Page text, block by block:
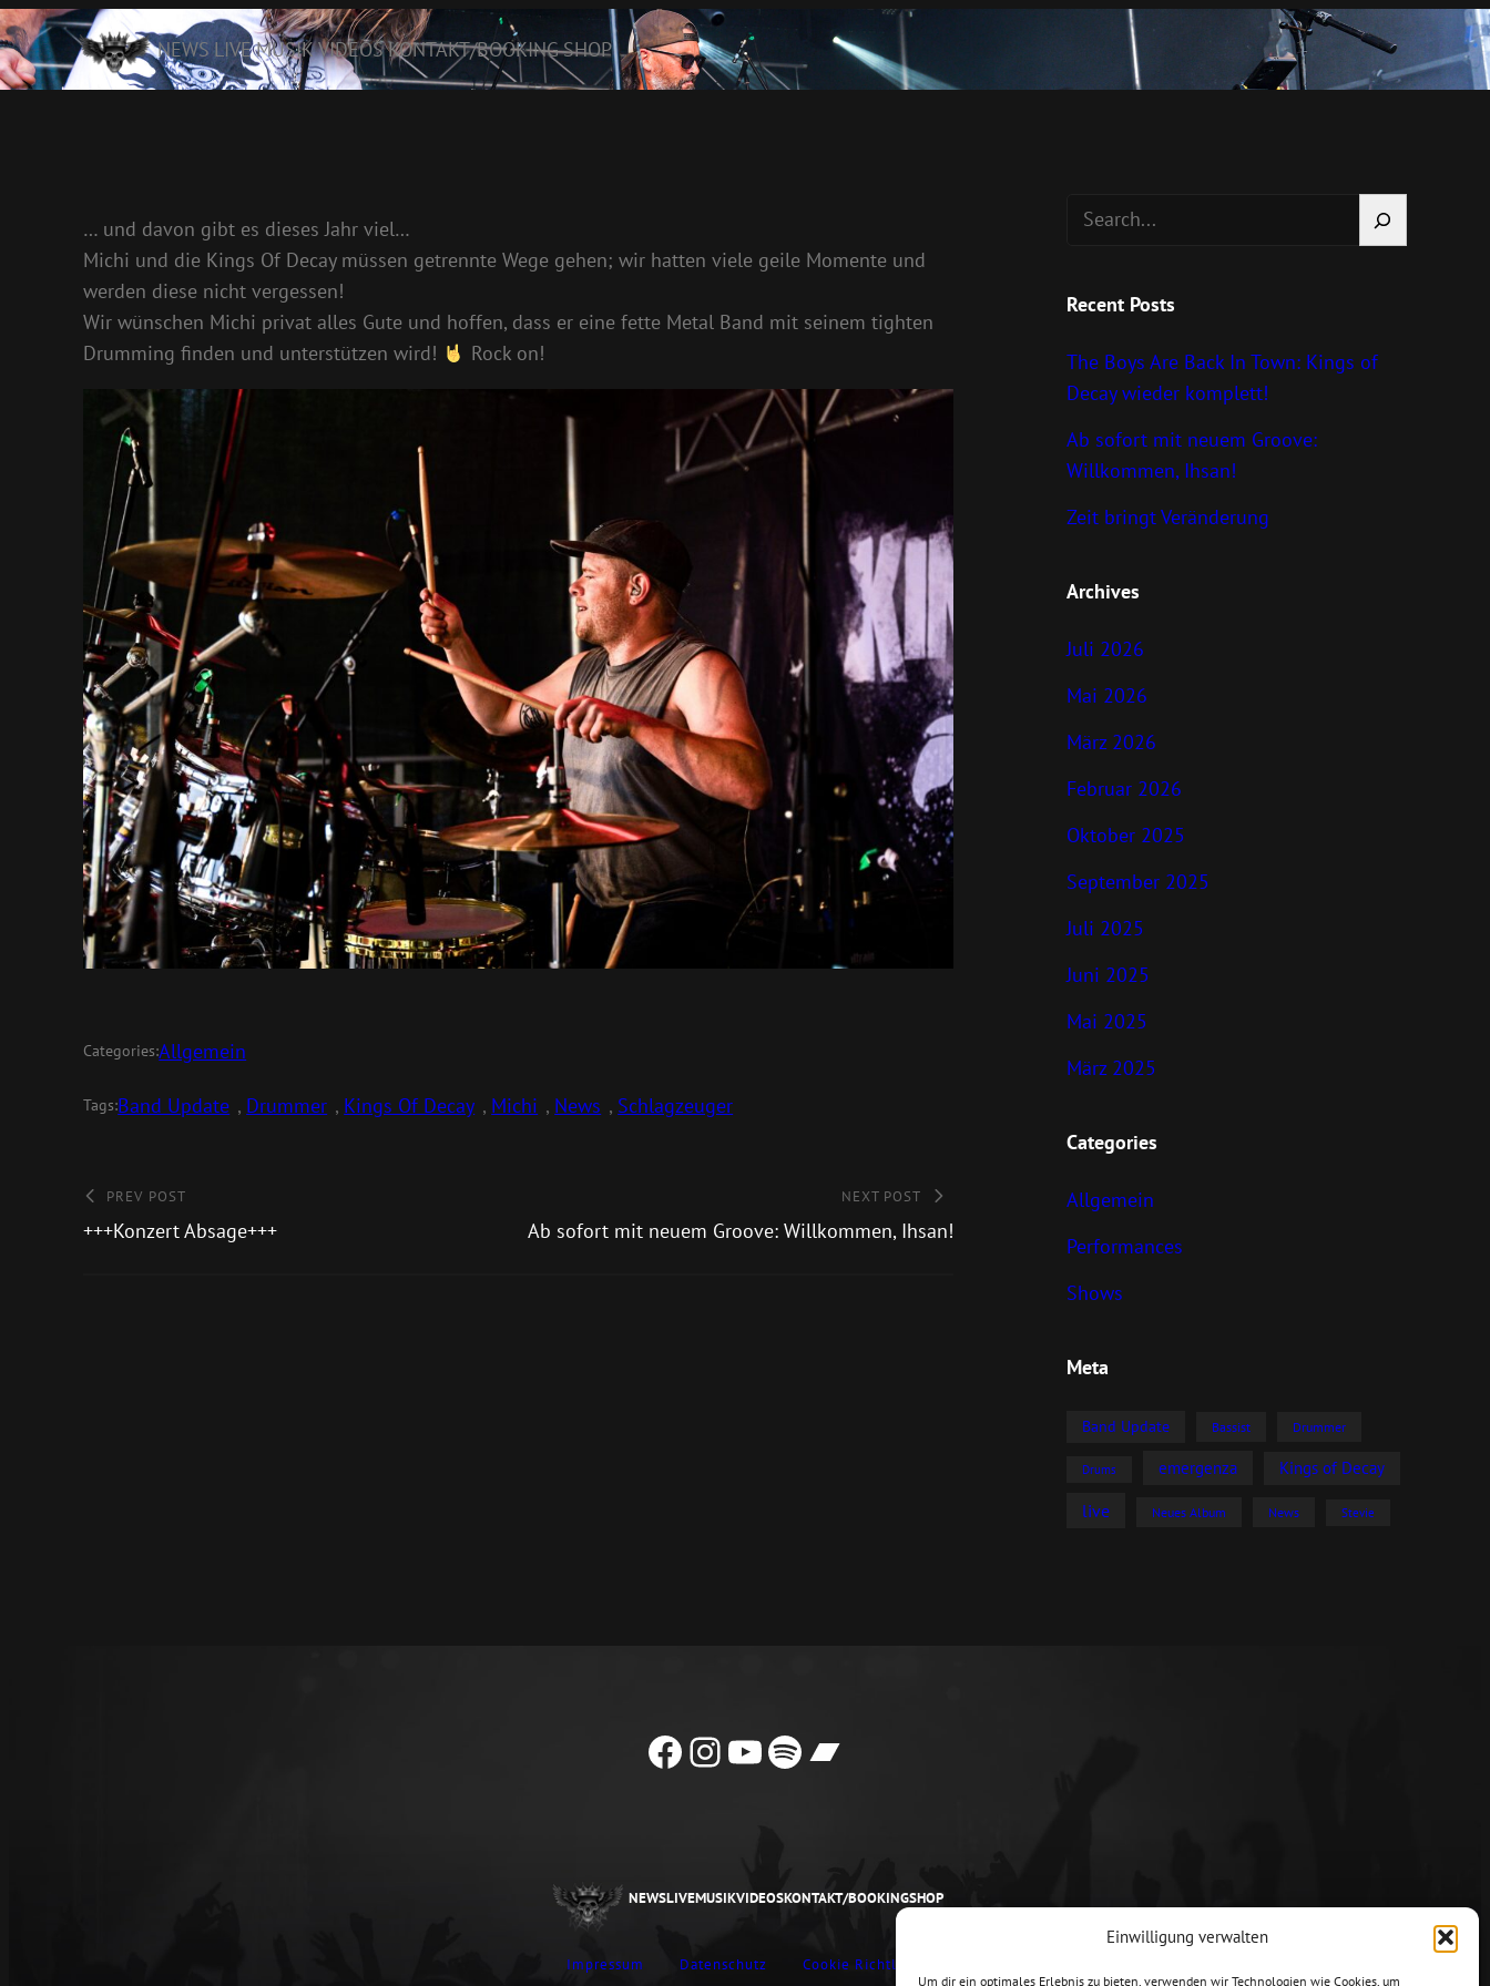
Einwilligung verwalten
Um dir ein optimales Erlebnis zu bieten, verwenden wir Technologien wie Cookies, um
Zum
Inhalt
springen
NEWS LIVEMUSIKVIDEOSKONTAKT/BOOKINGSHOP
… und davon gibt es dieses Jahr viel…
Michi und die Kings Of Decay müssen getrennte Wege gehen; wir hatten viele geile Momente und
werden diese nicht vergessen!
Wir wünschen Michi privat alles Gute und hoffen, dass er eine fette Metal Band mit seinem tighten
Drumming finden und unterstützen wird!
Rock on!
Categories:Allgemein
Tags:Band Update , Drummer , Kings Of Decay , Michi , News , Schlagzeuger
PREV POST
+++Konzert Absage+++
NEXT POST
Ab sofort mit neuem Groove: Willkommen, Ihsan!
r
h
Recent Posts
The Boys Are Back In Town: Kings of
Decay wieder komplett!
Ab sofort mit neuem Groove:
Willkommen, Ihsan!
Zeit bringt Veränderung
Archives
Juli 2026
Mai 2026
März 2026
Februar 2026
Oktober 2025
September 2025
Juli 2025
Juni 2025
Mai 2025
März 2025
Categories
Allgemein
Performances
Shows
Meta
Band Update Bassist Drummer
Drums emergenza Kings of Decay
live Neues Album News Stevie
Facebook
Instagram
YouTube
Spotify
Bandcamp
NEWSLIVEMUSIKVIDEOSKONTAKT/BOOKINGSHOP
Impressum Datenschutz Cookie Richtlinie